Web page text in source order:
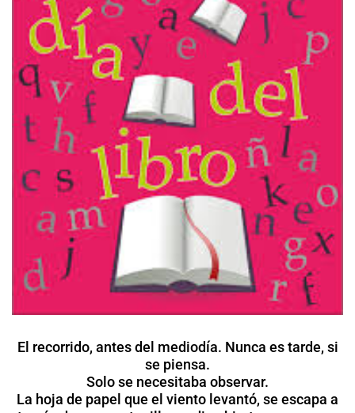
El recorrido, antes del mediodía. Nunca es tarde, si
se piensa.
Solo se necesitaba observar.
La hoja de papel que el viento levantó, se escapa a